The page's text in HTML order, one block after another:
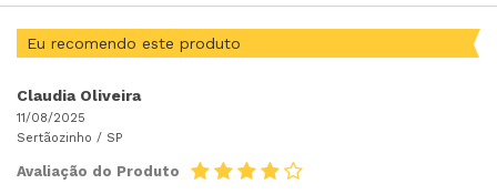
Eu recomendo este produto
Claudia Oliveira
11/08/2025
Sertãozinho / SP
Avaliação do Produto